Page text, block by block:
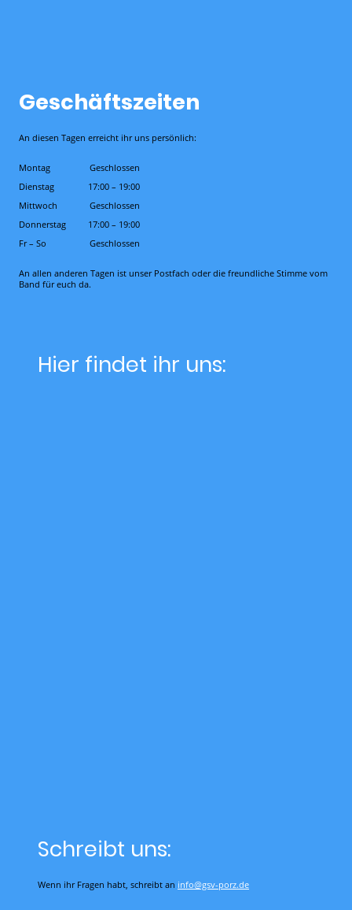
Geschäftszeiten
An diesen Tagen erreicht ihr uns persönlich:
Montag
Geschlossen
Dienstag
17:00 – 19:00
Mittwoch
Geschlossen
Donnerstag
17:00 – 19:00
Fr– So Geschlossen
An allen anderen Tagen ist unser Postfach oder die freundliche Stimme vom
Band für euch da.
Hier findet ihr uns:
Schreibt uns:
Wenn ihr Fragen habt, schreibt an info@gsv-porz.de